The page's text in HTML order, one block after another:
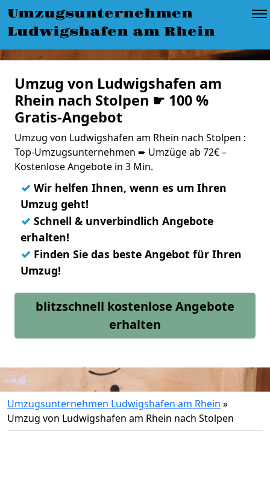
Umzugsunternehmen
Ludwigshafen am Rhein
Umzug von Ludwigshafen am
Rhein nach Stolpen ☛ 100 %
Gratis-Angebot
Umzug von Ludwigshafen am Rhein nach Stolpen :
Top-Umzugsunternehmen ➨ Umzüge ab 72€ –
Kostenlose Angebote in 3 Min.
✓ Wir helfen Ihnen, wenn es um Ihren
Umzug geht!
✓ Schnell & unverbindlich Angebote
erhalten!
✓ Finden Sie das beste Angebot für Ihren
Umzug!
blitzschnell kostenlose Angebote
erhalten
Umzugsunternehmen Ludwigshafen am Rhein »
Umzug von Ludwigshafen am Rhein nach Stolpen